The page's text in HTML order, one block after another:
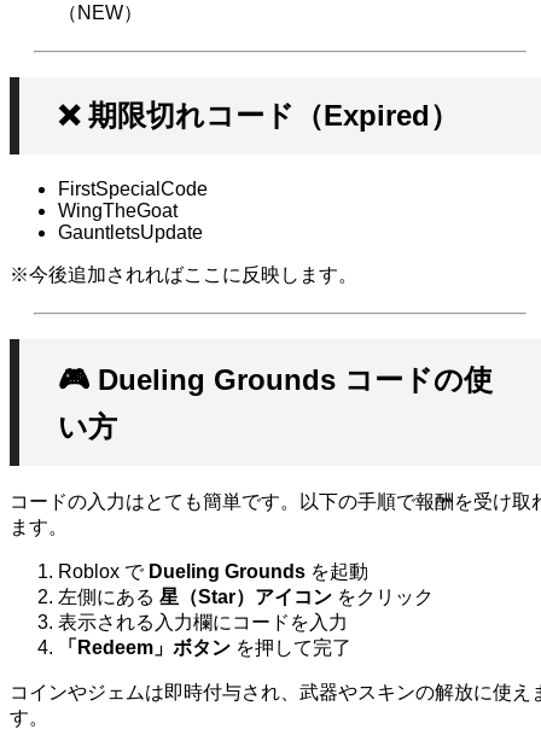
（NEW）
❌ 期限切れコード（Expired）
FirstSpecialCode
WingTheGoat
GauntletsUpdate
※今後追加されればここに反映します。
🎮 Dueling Grounds コードの使
い方
コードの入力はとても簡単です。以下の手順で報酬を受け取
ます。
Roblox で Dueling Grounds を起動
左側にある 星（Star）アイコン をクリック
表示される入力欄にコードを入力
「Redeem」ボタン を押して完了
コインやジェムは即時付与され、武器やスキンの解放に使え
す。